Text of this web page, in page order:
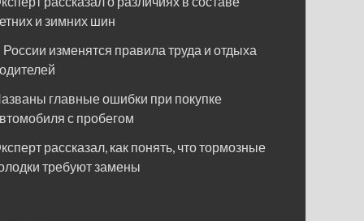
и зимних шин
России изменятся правила труда и отдыха
главные ошибки при покупке
с пробегом
рассказал, как понять, что тормозные
требуют замены